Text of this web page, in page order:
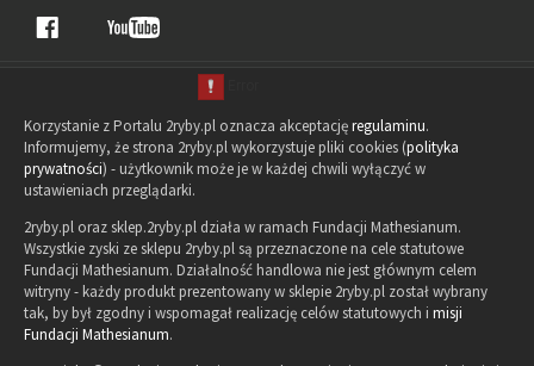
Korzystanie z Portalu 2ryby.pl oznacza akceptacjęregulaminu.
Informujemy, że strona 2ryby.pl wykorzystuje pliki cookies (polityka
prywatności) - użytkownik może je w każdej chwili wyłączyć w
ustawieniach przeglądarki.
2ryby.pl oraz sklep.2ryby.pl działa w ramach Fundacji Mathesianum.
Wszystkie zyski ze sklepu 2ryby.pl są przeznaczone na cele statutowe
Fundacji Mathesianum. Działalność handlowa nie jest głównym celem
witryny - każdy produkt prezentowany w sklepie 2ryby.pl został wybrany
tak, by był zgodny i wspomagał realizację celów statutowych i misji
Fundacji Mathesianum.